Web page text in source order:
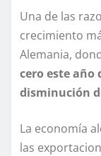
Una de las
crecimiento
Alemania,
cero este año
disminución
La economía
las